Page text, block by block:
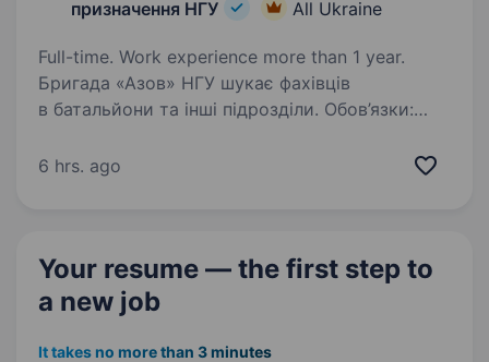
призначення НГУ
All Ukraine
Full-time. Work experience more than 1 year.
Бригада «Азов» НГУ шукає фахівців
в батальйони та інші підрозділи. Обов’язки:
та обладнання для виявлення несправностей;
6 hrs. ago
Your resume — the first step to
a new job
It takes no more than 3 minutes